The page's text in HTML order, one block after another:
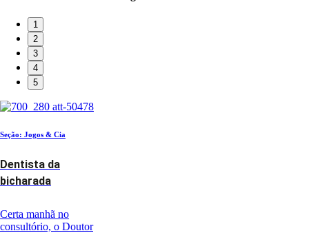
1
2
3
4
5
Seção: Jogos & Cia
Dentista da
bicharada
Certa manhã no
consultório, o Doutor